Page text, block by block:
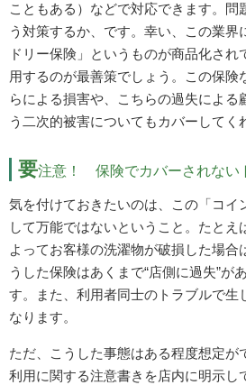
こともある）などで対応できます。
う対策するか、です。幸い、この業界
ドリー保険」というものが商品化され
用するのが最善策でしょう。この保険
らによる損害や、こちらの過失による
う二次的被害についてもカバーしてく
要注意！ 保険でカバーされない
気を付けておきたいのは、この「コイ
して万能ではないということ。たとえ
よってお客様の洗濯物が破損した場合
うした保険はあくまで“店側に過失”が
す。また、利用者同士のトラブルで生
なります。
ただ、こうした事態はある程度想定が
利用に関する注意書きを店内に明示し